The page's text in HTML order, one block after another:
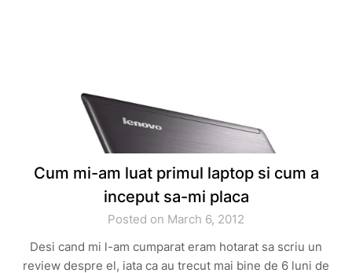
Cum mi-am luat primul laptop si cum a
inceput sa-mi placa
Posted on March 6, 2012
Desi cand mi l-am cumparat eram hotarat sa scriu un
review despre el, iata ca au trecut mai bine de 6 luni de